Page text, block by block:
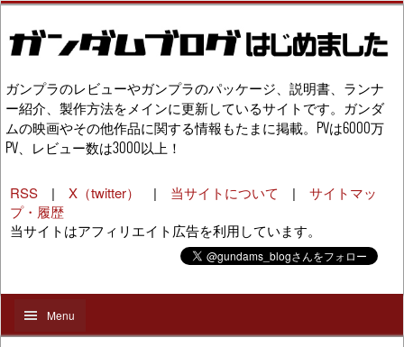
ガンプラのレビューやガンプラのパッケージ、説明書、ランナ
ー紹介、製作方法をメインに更新しているサイトです。ガンダ
ムの映画やその他作品に関する情報もたまに掲載。PVは6000万
PV、レビュー数は3000以上！
RSS | X（twitter） | 当サイトについて | サイトマッ
プ・履歴
当サイトはアフィリエイト広告を利用しています。
Menu